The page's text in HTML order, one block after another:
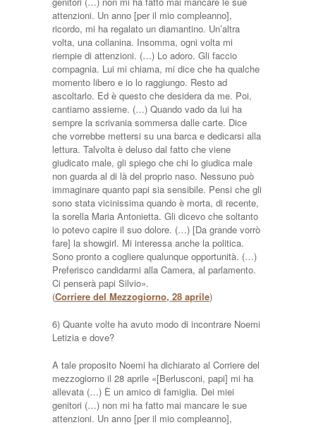
attenzioni. Un anno [per il mio compleanno],
ricordo, mi ha regalato un diamantino. Un’altra
volta, una collanina. Insomma, ogni volta mi
riempie di attenzioni. (…) Lo adoro. Gli faccio
compagnia. Lui mi chiama, mi dice che ha qualche
momento libero e io lo raggiungo. Resto ad
ascoltarlo. Ed è questo che desidera da me. Poi,
cantiamo assieme. (…) Quando vado da lui ha
sempre la scrivania sommersa dalle carte. Dice
che vorrebbe mettersi su una barca e dedicarsi alla
lettura. Talvolta è deluso dal fatto che viene
giudicato male, gli spiego che chi lo giudica male
non guarda al di là del proprio naso. Nessuno può
immaginare quanto papi sia sensibile. Pensi che gli
sono stata vicinissima quando è morta, di recente,
la sorella Maria Antonietta. Gli dicevo che soltanto
io potevo capire il suo dolore. (…) [Da grande vorrò
fare] la showgirl. Mi interessa anche la politica.
Sono pronto a cogliere qualunque opportunità. (…)
Preferisco candidarmi alla Camera, al parlamento.
Ci penserà papi Silvio».
(Corriere del Mezzogiorno, 28 aprile)
6) Quante volte ha avuto modo di incontrare Noemi
Letizia e dove?
A tale proposito Noemi ha dichiarato al Corriere del
mezzogiorno il 28 aprile «[Berlusconi, papi] mi ha
allevata (…) È un amico di famiglia. Dei miei
genitori (…) non mi ha fatto mai mancare le sue
attenzioni. Un anno [per il mio compleanno],